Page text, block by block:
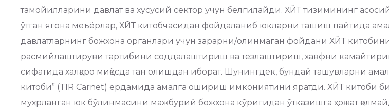
тамойилларини давлат ва хусусий сектор учун белгилайди. ХЙТ тизимининг
ўтган ягона меъёрлар, ХЙТ китобчасидан фойдаланиб юкларни ташиш пайтида
давлатларнинг божхона органлари учун зарарни/олинмаган фойдани ХЙТ
расмийлаштируви тартибини соддалаштириш ва тезлаштириш, хавфни
сифатида халқаро миқёсда тан олишдан иборат. Шунингдек, бундай ташувларни
китоби” (TIR Carnet) ёрдамида амалга ошириш имкониятини яратди. ХЙТ китоби
муҳрланган юк бўлинмасини мажбурий божхона кўригидан ўтказишга ҳожат